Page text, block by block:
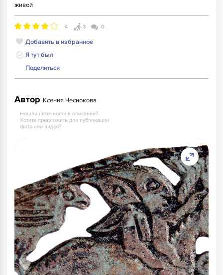
живой
4 3 0
Добавить в избранное
Я тут был
Поделиться
Автор Ксения Чеснокова
Нашли неточности в описании?
Хотите предложить для публикации
фото или видео?